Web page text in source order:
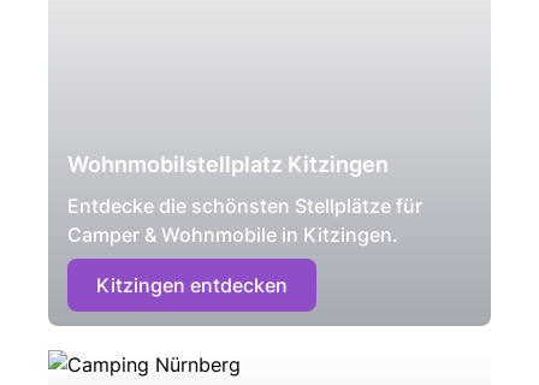
Wohnmobilstellplatz Kitzingen
Entdecke die schönsten Stellplätze für
Camper & Wohnmobile in Kitzingen.
Kitzingen entdecken